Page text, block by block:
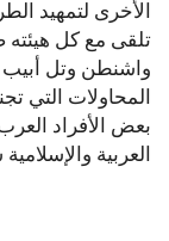
الأخرى لتمهيد
تلقى مع كل هيئته
واشنطن وتل أبيب
المحاولات التي
بعض الأفراد
العربية